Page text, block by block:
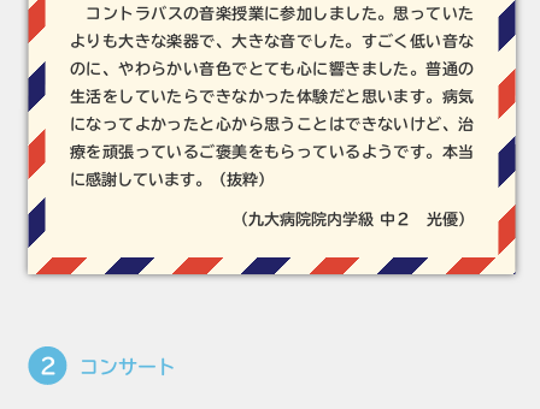
コントラバスの音楽授業に参加しました。思っていた
よりも大きな楽器で、大きな音でした。すごく低い音な
のに、やわらかい音色でとても心に響きました。普通の
生活をしていたらできなかった体験だと思います。病気
になってよかったと心から思うことはできないけど、治
療を頑張っているご褒美をもらっているようです。本当
に感謝しています。（抜粋）
（九大病院院内学級 中２ 光優）
2 コンサート